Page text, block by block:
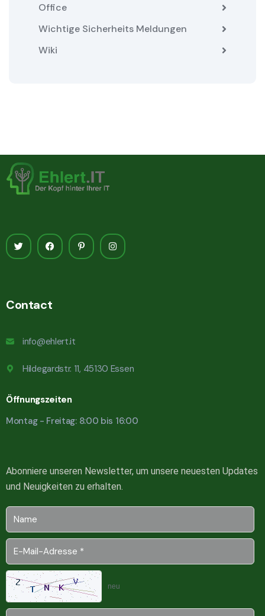
Office
Wichtige Sicherheits Meldungen
Wiki
Contact
info@ehlert.it
Hildegardstr. 11, 45130 Essen
Öffnungszeiten
Montag - Freitag: 8:00 bis 16:00
Abonniere unseren Newsletter, um unsere neuesten Updates
und Neuigkeiten zu erhalten.
neu